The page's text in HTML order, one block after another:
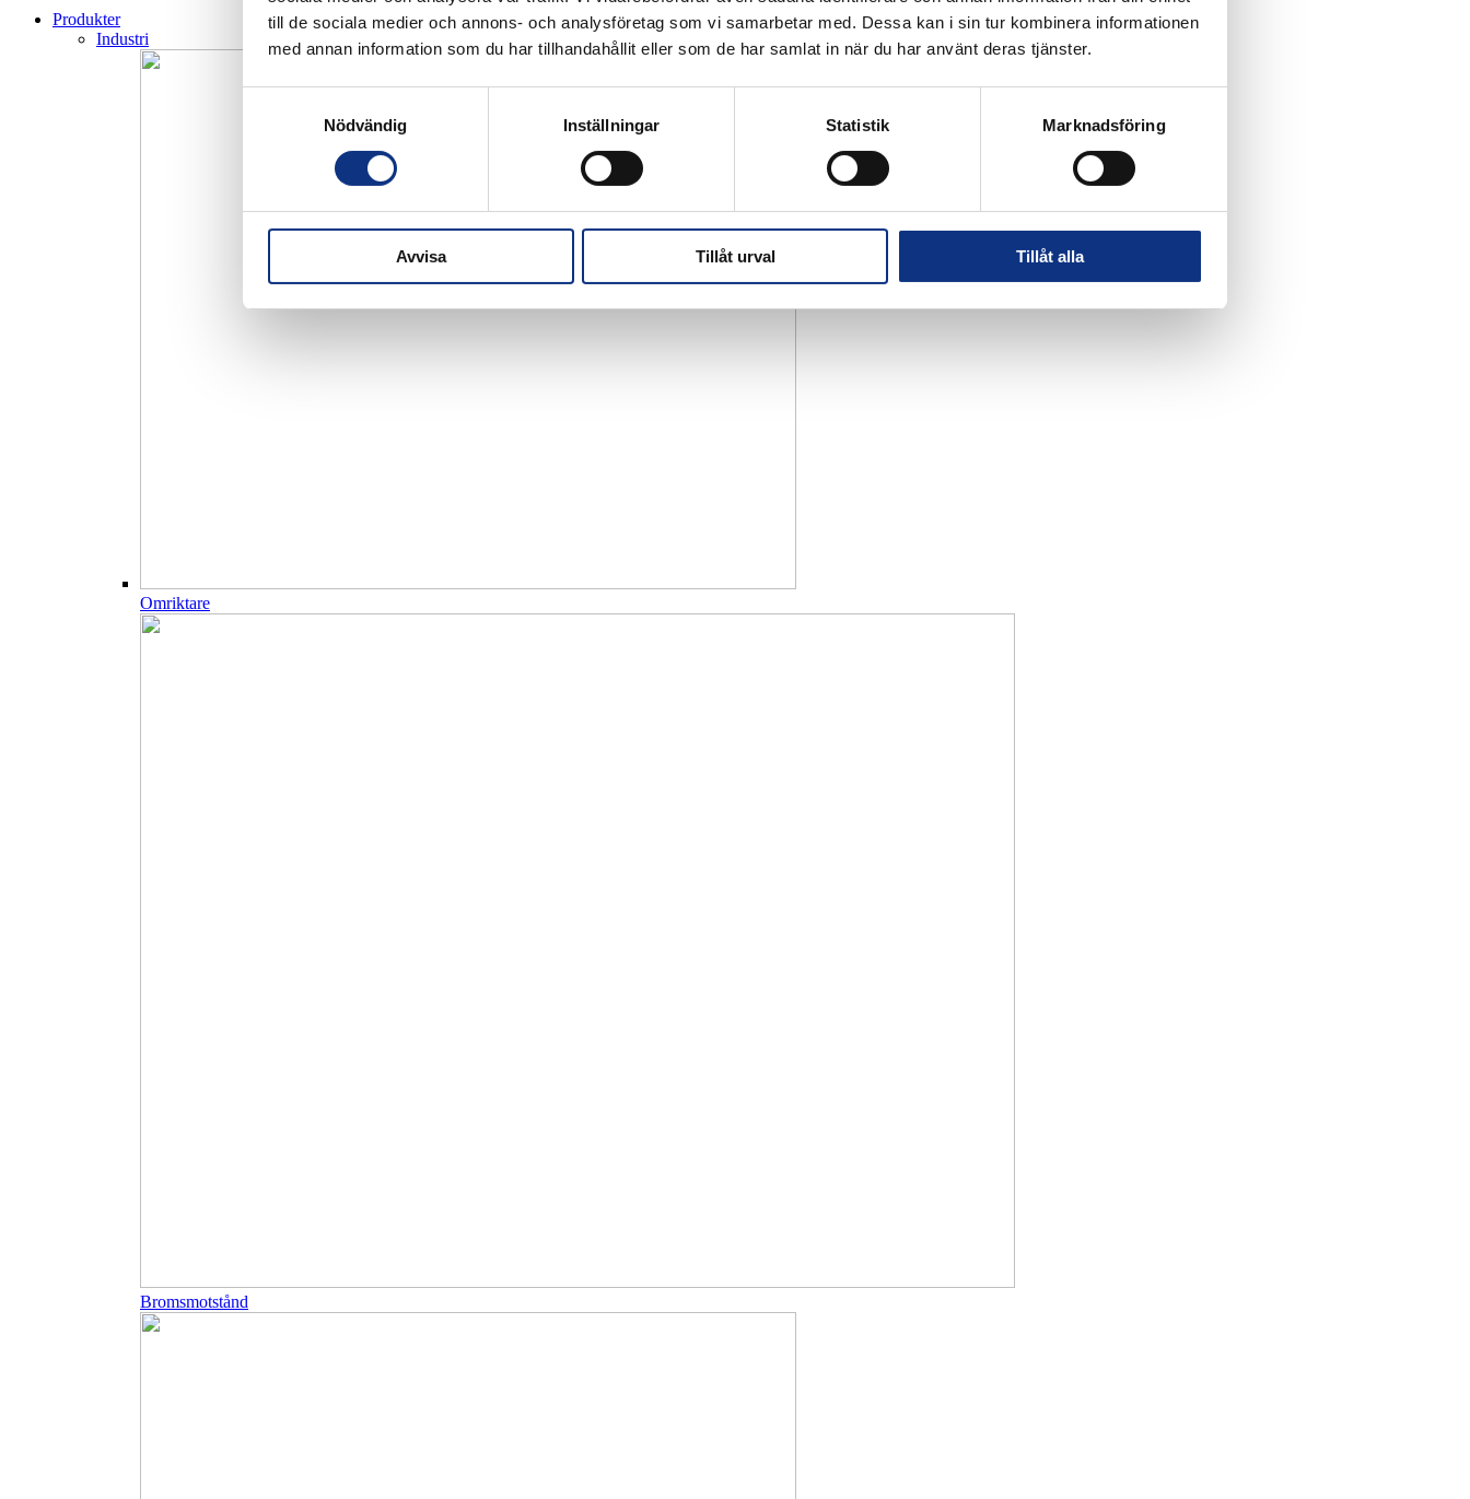
till de sociala medier och annons- och analysföretag som vi samarbetar med. Dessa kan i sin tur kombinera informationen
med annan information som du har tillhandahållit eller som de har samlat in när du har använt deras tjänster.
Nödvändig
Inställningar Statistik Marknadsföring
Avvisa Tillåt urval Tillåt alla
Produkter
Industri
Omriktare
Bromsmotstånd